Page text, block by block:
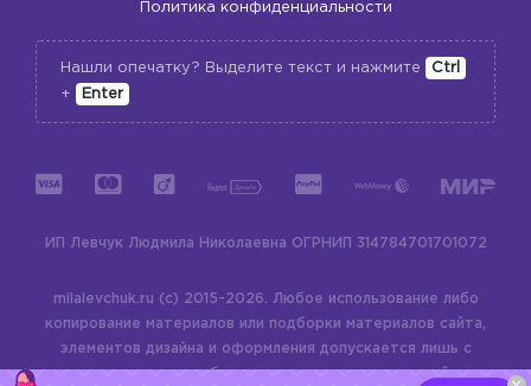
Политика конфиденциальности
Нашли опечатку? Выделите текст и нажмите
Ctrl
+
Enter
ИП Левчук Людмила Николаевна ОГРНИП 314784701701072
milalevchuk.ru (c) 2015-2026.
Любое использование либо
копирование материалов или подборки материалов сайта,
элементов дизайна и оформления допускается лишь с
разрешения правообладателя и только со ссылкой на